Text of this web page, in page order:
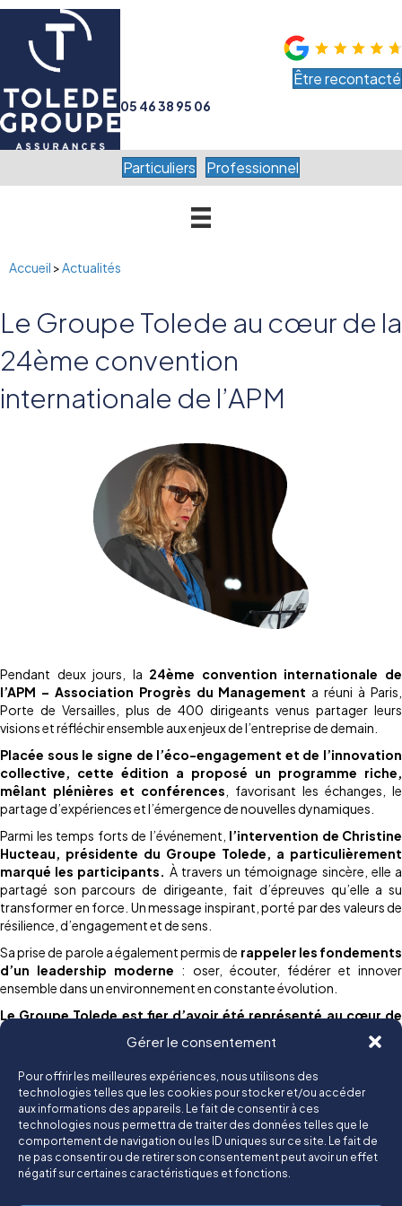
Gérer le consentement
Pour offrir les meilleures expériences, nous utilisons des
technologies telles que les cookies pour stocker et/ou accéder
aux informations des appareils. Le fait de consentir à ces
technologies nous permettra de traiter des données telles que le
comportement de navigation ou les ID uniques sur ce site. Le fait de
ne pas consentir ou de retirer son consentement peut avoir un effet
négatif sur certaines caractéristiques et fonctions.
Être recontacté
05 46 38 95 06
Particuliers Professionnel
Accueil >Actualités
Le Groupe Tolede au cœur de la
24ème convention
internationale de l’APM
Pendant deux jours, la 24ème convention internationale de
l’APM – Association Progrès du Management a réuni à Paris,
Porte de Versailles, plus de 400 dirigeants venus partager leurs
visions et réfléchir ensemble aux enjeux de l’entreprise de demain.
Placée sous le signe de l’éco-engagement et de l’innovation
collective, cette édition a proposé un programme riche,
mêlant plénières et conférences , favorisant les échanges, le
partage d’expériences et l’émergence de nouvelles dynamiques.
Parmi les temps forts de l’événement, l’intervention de Christine
Hucteau, présidente du Groupe Tolede, a particulièrement
marqué les participants. À travers un témoignage sincère, elle a
partagé son parcours de dirigeante, fait d’épreuves qu’elle a su
transformer en force. Un message inspirant, porté par des valeurs de
résilience, d’engagement et de sens.
Sa prise de parole a également permis de rappeler les fondements
d’un leadership moderne : oser, écouter, fédérer et innover
ensemble dans un environnement en constante évolution.
Le Groupe Tolede est fier d’avoir été représenté au cœur de
cet événement d’envergure
, au sein d’une communauté engagée
pour faire évoluer les pratiques et accompagner les transformations
du monde de l’entreprise.
Un groupe tourné vers ses collaborateurs, ses clients et son térritoire
© Groupe Tolede 2025
Mentions légales Politique de confidentialité